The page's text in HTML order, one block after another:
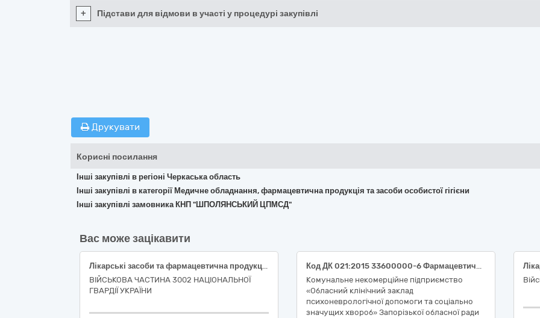
+ Підстави для відмови в участі у процедурі закупівлі
Друкувати
Корисні посилання
Інші закупівлі в регіоні Черкаська область
Інші закупівлі в категорії Медичне обладнання, фармацевтична продукція та засоби особистої гігієни
Інші закупівлі замовника КНП "ШПОЛЯНСЬКИЙ ЦПМСД"
Вас може зацікавити
Лікарські засоби та фармацевтична продукція
ВІЙСЬКОВА ЧАСТИНА 3002 НАЦІОНАЛЬНОЇ
ГВАРДІЇ УКРАЇНИ
Код ДК 021:2015 33600000-6 Фармацевтична продукція (33698000-9 – Вироби для клінічних досліджень/випробувань).
Комунальне некомерційне підприємство
«Обласний клінічний заклад
психоневрологічної допомоги та соціально
значущих хвороб» Запорізької обласної ради